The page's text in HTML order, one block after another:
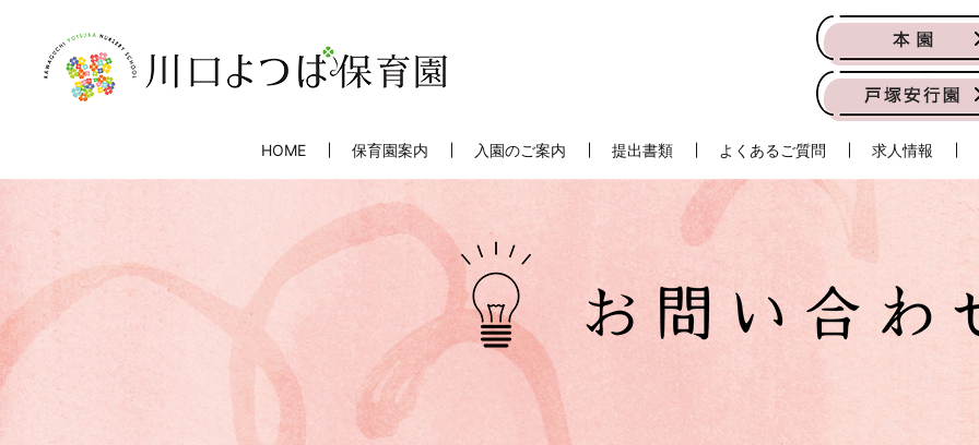
HOME 保育園案内 入園のご案内 提出書類 よくあるご質問 求人情報